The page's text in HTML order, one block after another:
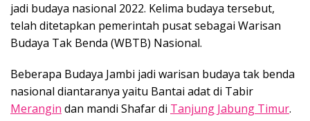
jadi budaya nasional 2022. Kelima budaya tersebut,
telah ditetapkan pemerintah pusat sebagai Warisan
Budaya Tak Benda (WBTB) Nasional.
Beberapa Budaya Jambi jadi warisan budaya tak benda
nasional diantaranya yaitu Bantai adat di Tabir
Merangin dan mandi Shafar di Tanjung Jabung Timur.